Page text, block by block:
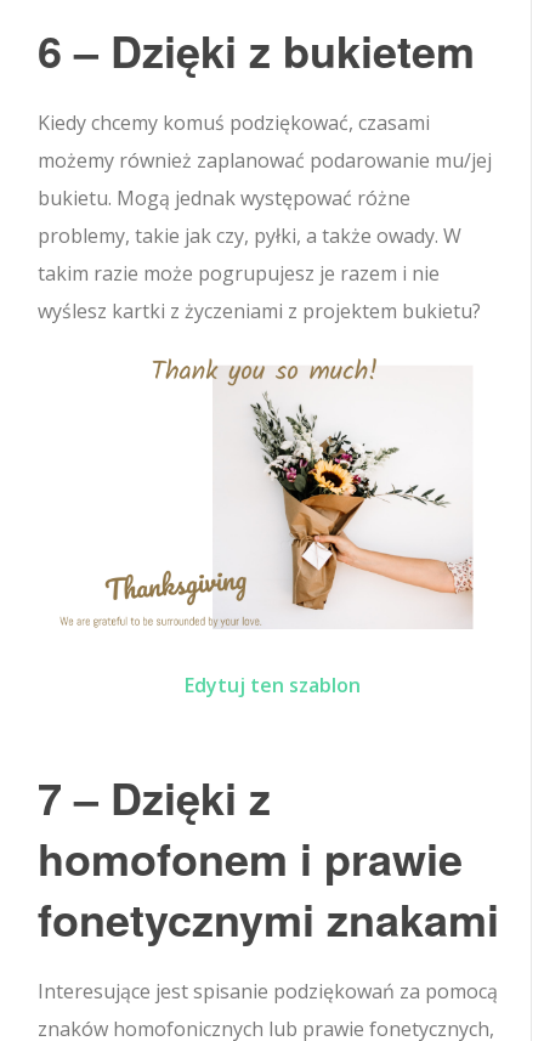
6 – Dzięki z bukietem
Kiedy chcemy komuś podziękować, czasami
możemy również zaplanować podarowanie mu/jej
bukietu. Mogą jednak występować różne
problemy, takie jak czy, pyłki, a także owady. W
takim razie może pogrupujesz je razem i nie
wyślesz kartki z życzeniami z projektem bukietu?
Edytuj ten szablon
7 – Dzięki z
homofonem i prawie
fonetycznymi znakami
Interesujące jest spisanie podziękowań za pomocą
znaków homofonicznych lub prawie fonetycznych,